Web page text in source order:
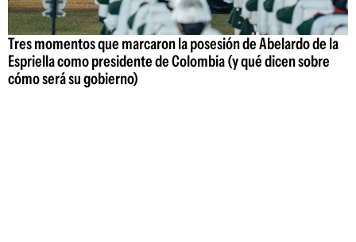
Tres momentos que marcaron la posesión de Abelardo de la
Espriella como presidente de Colombia (y qué dicen sobre
cómo será su gobierno)